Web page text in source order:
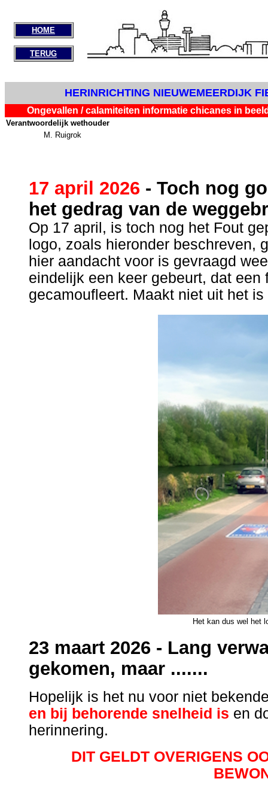
HOME
TERUG
HERINRICHTING NIEUWEMEERDIJK
Ongevallen / calamiteiten informatie chicanes in
Verantwoordelijk wethouder
M. Ruigrok
17 april 2026 - Toch nog
het gedrag van de
Op 17 april, is toch nog het Fout
logo, zoals hieronder beschreven,
hier aandacht voor is gevraagd
eindelijk een keer gebeurt, dat
gecamoufleert. Maakt niet uit het
Het kan dus wel het
23 maart 2026 - Lang
gekomen, maar .......
Hopelijk is het nu voor niet
en bij behorende snelheid is en
herinnering.
DIT GELDT OVERIGENS